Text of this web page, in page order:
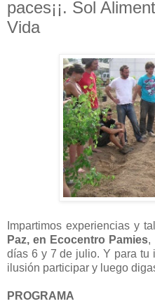
paces¡¡. Sol
Vida
Impartimos experiencias y
Paz, en Ecocentro Pamies,
días 6 y 7 de julio. Y para tu
ilusión participar y luego
PROGRAMA